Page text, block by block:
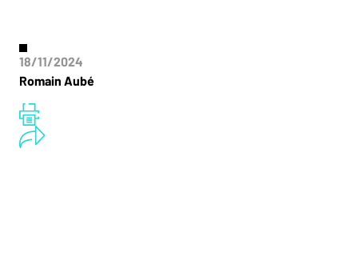
18/11/2024
Romain Aubé